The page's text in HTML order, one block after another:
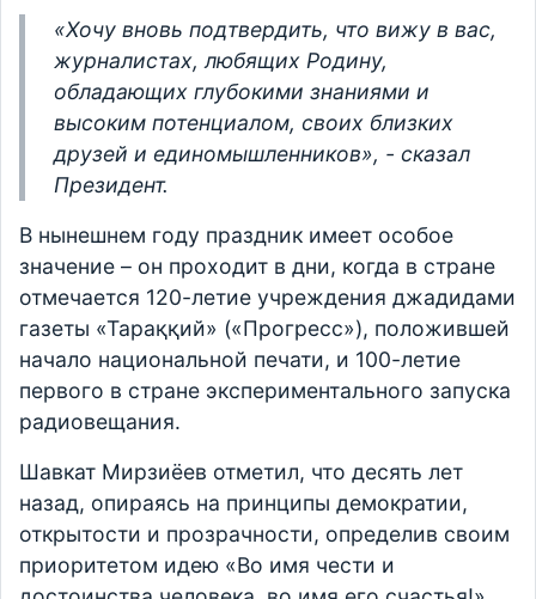
«Хочу вновь подтвердить, что вижу в вас,
журналистах, любящих Родину,
обладающих глубокими знаниями и
высоким потенциалом, своих близких
друзей и единомышленников», - сказал
Президент.
В нынешнем году праздник имеет особое
значение – он проходит в дни, когда в стране
отмечается 120-летие учреждения джадидами
газеты «Тараққий» («Прогресс»), положившей
начало национальной печати, и 100-летие
первого в стране экспериментального запуска
радиовещания.
Шавкат Мирзиёев отметил, что десять лет
назад, опираясь на принципы демократии,
открытости и прозрачности, определив своим
приоритетом идею «Во имя чести и